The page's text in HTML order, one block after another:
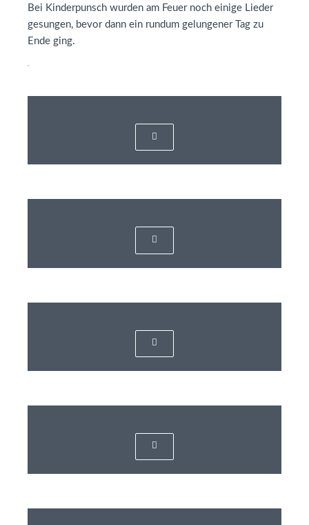
Bei Kinderpunsch wurden am Feuer noch einige Lieder
gesungen, bevor dann ein rundum gelungener Tag zu
Ende ging.